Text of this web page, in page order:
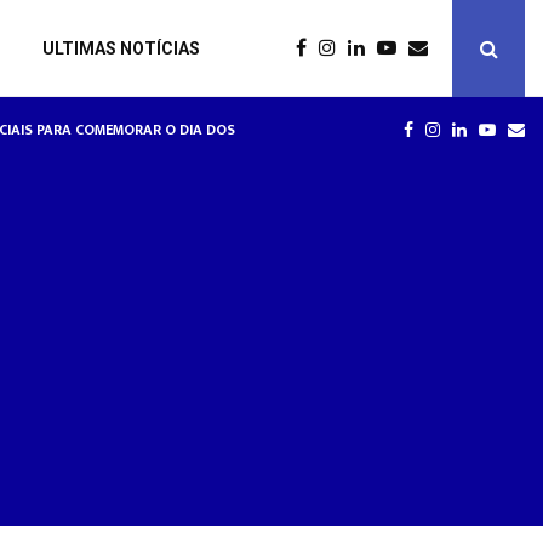
ULTIMAS NOTÍCIAS
PARA COMEMORAR O DIA DOS NAMORADOS
DE TRABALHO NA HOTELARIA FACEBOOK
INSTAGRAM
LINKEDIN